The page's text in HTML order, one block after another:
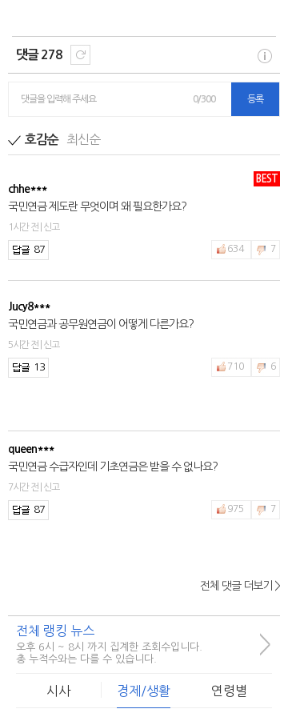
댓글 278
댓글을 입력해 주세요 0/300 등록
호감순 최신순
BEST
chhe***
국민연금 제도란 무엇이며 왜 필요한가요?
1시간 전 | 신고
87 634 7
Jucy8***
국민연금과 공무원연금이 어떻게 다른가요?
5시간 전 | 신고
13 710 6
queen***
국민연금 수급자인데 기초연금은 받을 수 없나요?
7시간 전 | 신고
87 975 7
2시간 전 | 신고
95
전체 댓글 더보기 >
전체 랭킹 뉴스
오후 6시 ~ 8시 까지 집계한 조회수입니다.
총 누적수와는 다를 수 있습니다.
>
시사 경제/생활 연령별